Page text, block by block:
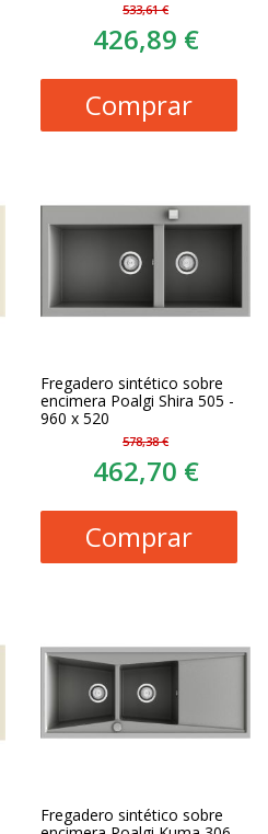
533,61 €
426,89 €
Comprar
Fregadero sintético sobre
encimera Poalgi Shira 505 -
960 x 520
578,38 €
462,70 €
Comprar
Fregadero sintético sobre